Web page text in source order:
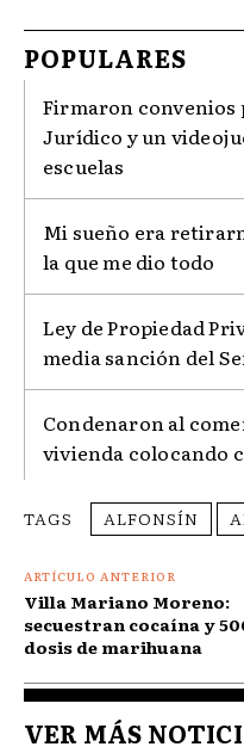
POPULARES
Firmaron convenios
Jurídico y un
escuelas
Mi sueño era
la que me dio todo
Ley de Propiedad
media sanción del
Condenaron al
vivienda colocando
TAGS ALFONSÍN
ARTÍCULO ANTERIOR
Villa Mariano Moreno:
secuestran cocaína y
dosis de marihuana
VER MÁS